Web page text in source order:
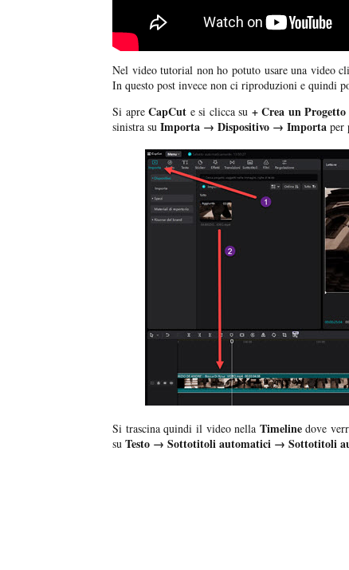
Nel video tutorial non ho potuto usare una video
In questo post invece non ci riproduzioni e quindi
Si apreCapCut e si clicca su + Crea un Progetto
sinistra su Importa → Dispositivo → Importa per
Si trascina quindi il video nella Timelinedove
su Testo → Sottotitoli automatici → Sottotitoli